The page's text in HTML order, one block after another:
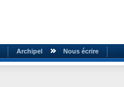
Archipel Nous écrire